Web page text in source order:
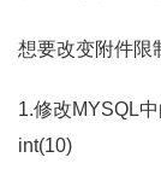
想要改变附件限
1.修改MYSQL
int(10)